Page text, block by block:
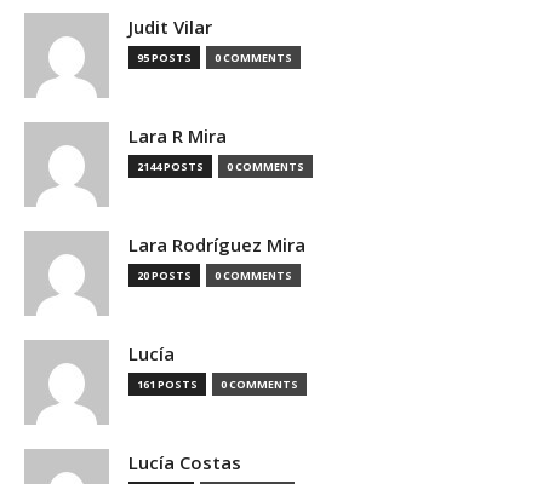
Judit Vilar
95 POSTS 0 COMMENTS
Lara R Mira
2144 POSTS 0 COMMENTS
Lara Rodríguez Mira
20 POSTS 0 COMMENTS
Lucía
161 POSTS 0 COMMENTS
Lucía Costas